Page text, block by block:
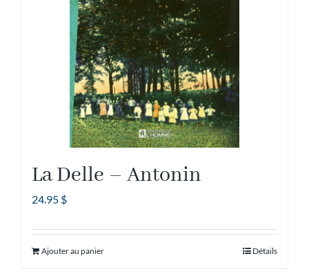
La Delle – Antonin
24.95 $
Ajouter au panier Détails